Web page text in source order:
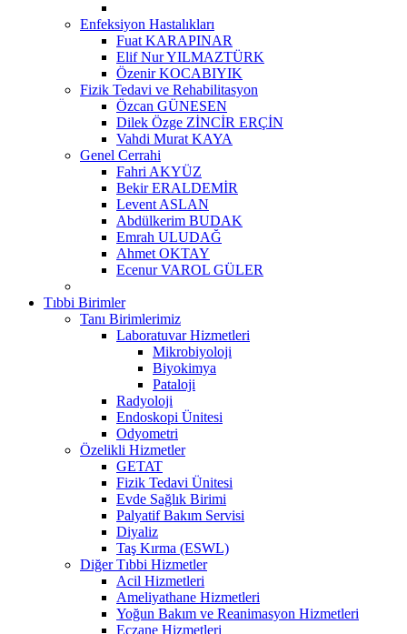
Enfeksiyon Hastalıkları
Fuat KARAPINAR
Elif Nur YILMAZTÜRK
Özenir KOCABIYIK
Fizik Tedavi ve Rehabilitasyon
Özcan GÜNESEN
Dilek Özge ZİNCİR ERÇİN
Vahdi Murat KAYA
Genel Cerrahi
Fahri AKYÜZ
Bekir ERALDEMİR
Levent ASLAN
Abdülkerim BUDAK
Emrah ULUDAĞ
Ahmet OKTAY
Ecenur VAROL GÜLER
Tıbbi Birimler
Tanı Birimlerimiz
Laboratuvar Hizmetleri
Mikrobiyoloji
Biyokimya
Pataloji
Radyoloji
Endoskopi Ünitesi
Odyometri
Özelikli Hizmetler
GETAT
Fizik Tedavi Ünitesi
Evde Sağlık Birimi
Palyatif Bakım Servisi
Diyaliz
Taş Kırma (ESWL)
Diğer Tıbbi Hizmetler
Acil Hizmetleri
Ameliyathane Hizmetleri
Yoğun Bakım ve Reanimasyon Hizmetleri
Eczane Hizmetleri